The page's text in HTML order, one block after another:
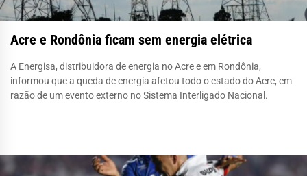
Acre e Rondônia ficam sem energia elétrica
A Energisa, distribuidora de energia no Acre e em Rondônia,
informou que a queda de energia afetou todo o estado do Acre, em
razão de um evento externo no Sistema Interligado Nacional.